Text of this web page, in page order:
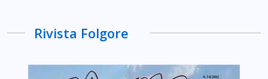
Rivista Folgore